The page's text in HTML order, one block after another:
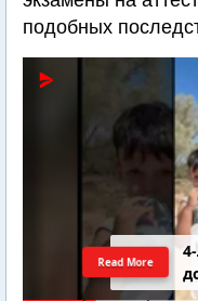
подобных
Read More